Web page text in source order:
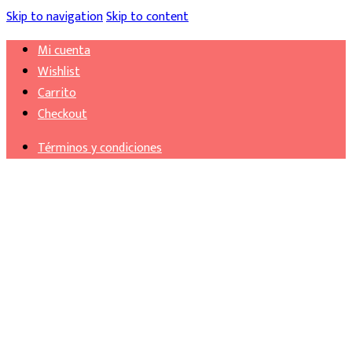
Skip to navigationSkip to content
Mi cuenta
Wishlist
Carrito
Checkout
Términos y condiciones